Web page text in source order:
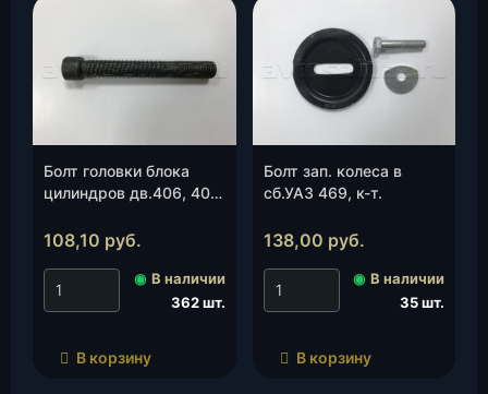
Болт головки блока
цилиндров дв.406, 409
(406.1003050-10), шт.
108,10 руб.
◉ В наличии
362 шт.
В корзину
Болт зап. колеса в
сб.УАЗ 469, к-т.
138,00 руб.
◉ В наличии
35 шт.
В корзину